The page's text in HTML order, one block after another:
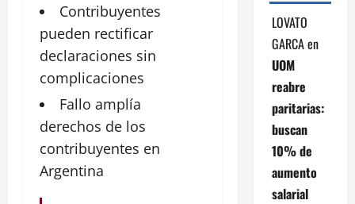
Contribuyentes
pueden rectificar
declaraciones sin
complicaciones
Fallo amplía
derechos de los
contribuyentes en
Argentina
LOVATO
GARCAen
UOM
reabre
paritarias:
buscan
10% de
aumento
salarial